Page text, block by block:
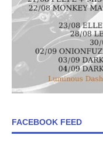
FACEBOOK FEED